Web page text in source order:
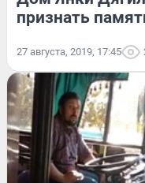
признать
27 августа, 2019, 17:45